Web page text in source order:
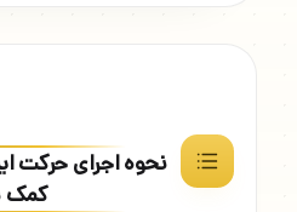
نحوه اجرای حرکت
کمک